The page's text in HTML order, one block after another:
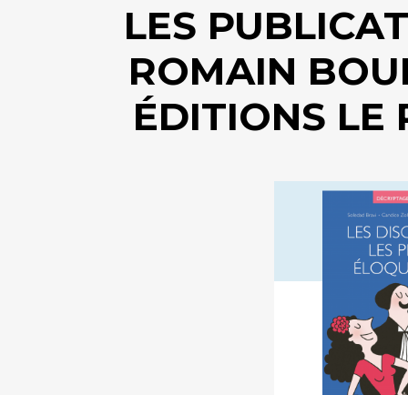
LES
ROMAIN
ÉDITIONS LE